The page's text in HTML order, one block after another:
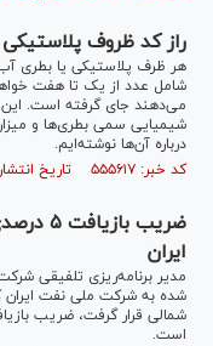
راز کد ظروف
هر ظرف پلاستیکی یا بطری
شامل عدد از یک تا هفت
می‌دهند جای گرفته است. این
شیمیایی سمی بطری‌ها و
درباره آن‌ها نوشته‌ایم.
کد خبر: ۵۵۵۶۱۷ تاریخ انتشار : ۱۳۹۸/۰۷/۱۳
ضریب
ایران
شده به شرکت ملی نفت ایران
است.